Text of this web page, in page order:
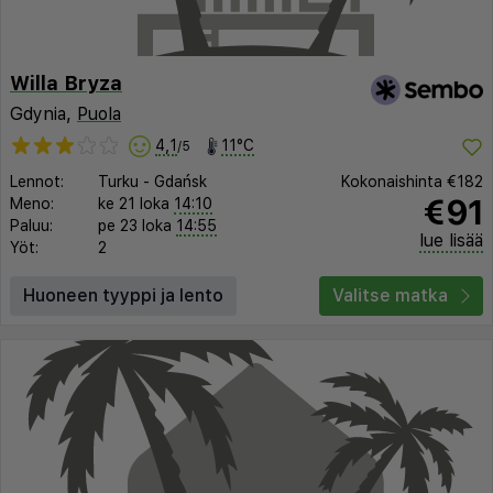
Willa Bryza
Gdynia, Puola
4,1 /5 11°C
Lennot: Turku - Gdańsk
Meno:
ke 21 loka 14:10
Paluu:
pe 23 loka 14:55
Yöt:
2
Kokonaishinta €182
€91
lue lisää
Huoneen tyyppi ja lento Valitse matka